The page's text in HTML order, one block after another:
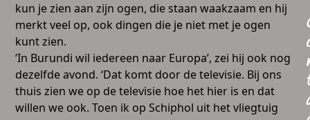
kun je zien aan zijn ogen, die staan waakzaam en hij
merkt veel op, ook dingen die je niet met je ogen
kunt zien.
‘In Burundi wil iedereen naar Europa’, zei hij ook nog
dezelfde avond. ‘Dat komt door de televisie. Bij ons
thuis zien we op de televisie hoe het hier is en dat
willen we ook. Toen ik op Schiphol uit het vliegtuig
t